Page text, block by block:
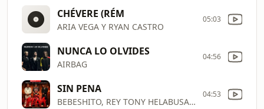
CHÉVERE (RÉM
ARIA VEGA Y RYAN CASTRO
05:03
NUNCA LO OLVIDES
AIRBAG
04:56
SIN PENA
BEBESHITO, REY TONY HELABUSADOR
04:53